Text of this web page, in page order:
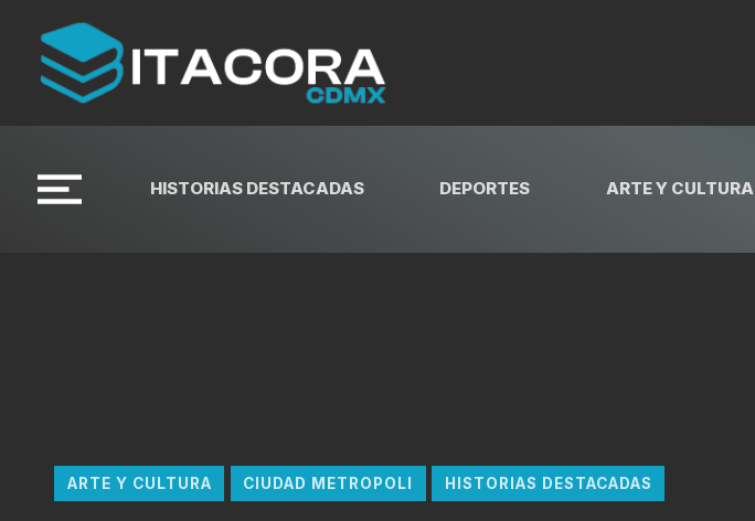
HISTORIAS DESTACADAS DEPORTES ARTE Y CULTURA
ARTE Y CULTURA CIUDAD METROPOLI HISTORIAS DESTACADAS